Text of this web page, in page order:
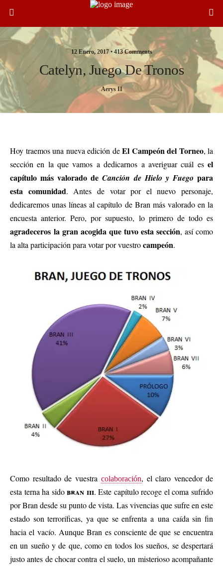
12 Enero, 2017 • 413 Comments
Catelyn, Juego De Tronos
Aerys II
Hoy traemos una nueva edición deEl Campeón del Torneo, la
sección en la que vamos a dedicarnos a averiguar cuál es el
capítulo más valorado deCanción de Hielo y Fuego para
esta comunidad. Antes de votar por el nuevo personaje,
dedicaremos unas líneas al capítulo de Bran más valorado en la
encuesta anterior. Pero, por supuesto, lo primero de todo es
agradeceros la gran acogida que tuvo esta sección, así como
la alta participación para votar por vuestrocampeón.
Como resultado de vuestra colaboración, el claro vencedor de
esta terna ha sidobran iii. Este capítulo recoge el coma sufrido
por Bran desde su punto de vista. Las vivencias que sufre en este
estado son terroríficas, ya que se enfrenta a una caída sin fin
hacia el vacío. Aunque Bran es consciente de que se encuentra
en un sueño y de que, como en todos los sueños, se despertará
justo antes de chocar contra el suelo, un misterioso acompañante